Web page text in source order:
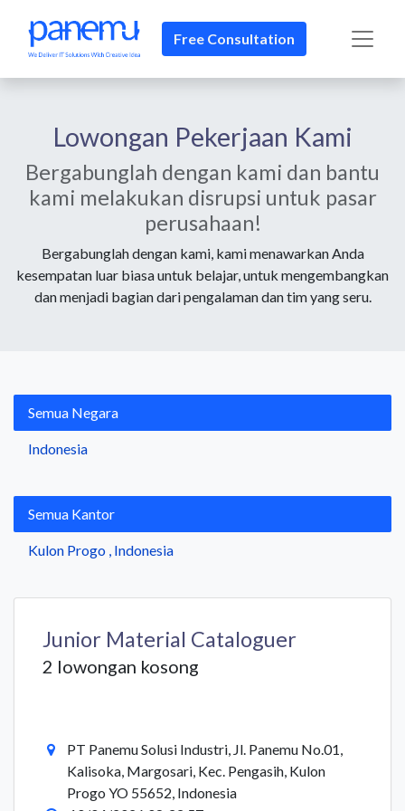
Free Consultation
Lowongan Pekerjaan Kami
Bergabunglah dengan kami dan bantu
kami melakukan disrupsi untuk pasar
perusahaan!
Bergabunglah dengan kami, kami menawarkan Anda
kesempatan luar biasa untuk belajar, untuk mengembangkan
dan menjadi bagian dari pengalaman dan tim yang seru.
Semua Negara
Indonesia
Semua Kantor
Kulon Progo , Indonesia
Junior Material Cataloguer
2 lowongan kosong
PT Panemu Solusi Industri, Jl. Panemu No.01,
Kalisoka, Margosari, Kec. Pengasih, Kulon
Progo YO 55652, Indonesia